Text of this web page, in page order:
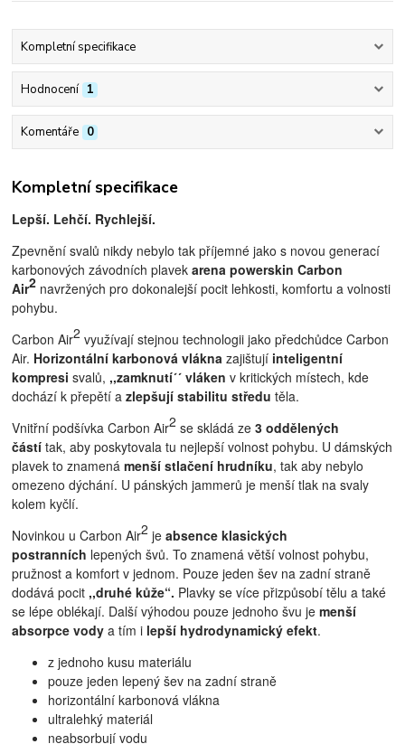
Kompletní specifikace
Hodnocení 1
Komentáře 0
Kompletní specifikace
Lepší. Lehčí. Rychlejší.
Zpevnění svalů nikdy nebylo tak příjemné jako s novou generací
karbonových závodních plavekarena powerskin Carbon
Air2 navržených pro dokonalejší pocit lehkosti, komfortu a volnosti
pohybu.
Carbon Air2 využívají stejnou technologii jako předchůdce Carbon
Air. Horizontální karbonová vlákna zajištují inteligentní
kompresisvalů, ,,zamknutí´´ vláken v kritických místech, kde
dochází k přepětí azlepšují stabilitu středu těla.
Vnitřní podšívka Carbon Air2 se skládá ze3 oddělených
částí tak, aby poskytovala tu nejlepší volnost pohybu. U dámských
plavek to znamenámenší stlačení hrudníku, tak aby nebylo
omezeno dýchání. U pánských jammerů je menší tlak na svaly
kolem kyčlí.
Novinkou u Carbon Air2 jeabsence klasických
postranních lepených švů. To znamená větší volnost pohybu,
pružnost a komfort v jednom. Pouze jeden šev na zadní straně
dodává pocit ,,druhé kůže“. Plavky se více přizpůsobí tělu a také
se lépe oblékají. Další výhodou pouze jednoho švu jemenší
absorpce vody a tím i lepší hydrodynamický efekt.
z jednoho kusu materiálu
pouze jeden lepený šev na zadní straně
horizontální karbonová vlákna
ultralehký materiál
neabsorbují vodu